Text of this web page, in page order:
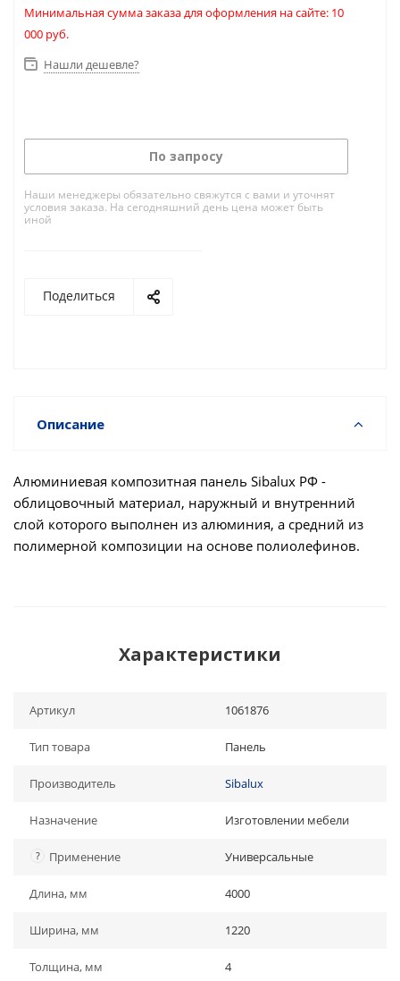
Минимальная сумма заказа для оформления на сайте: 10
000 руб.
Нашли дешевле?
По запросу
Наши менеджеры обязательно свяжутся с вами и уточнят
условия заказа. На сегодняшний день цена может быть
иной
Поделиться
Описание
Алюминиевая композитная панель Sibalux РФ -
облицовочный материал, наружный и внутренний
слой которого выполнен из алюминия, а средний из
полимерной композиции на основе полиолефинов.
Характеристики
Артикул 1061876
Тип товара Панель
Производитель Sibalux
Назначение Изготовлении мебели
? Применение Универсальные
Длина, мм 4000
Ширина, мм 1220
Толщина, мм 4